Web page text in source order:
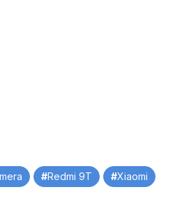
Redmi 9T Xiaomi